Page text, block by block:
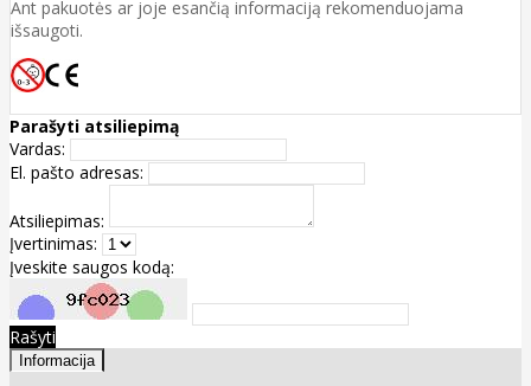
Ant pakuotės ar joje esančią informaciją rekomenduojama
išsaugoti.
Parašyti atsiliepimą
Vardas:
El. pašto adresas:
Atsiliepimas:
Įvertinimas:
Įveskite saugos kodą:
Rašyti
Informacija